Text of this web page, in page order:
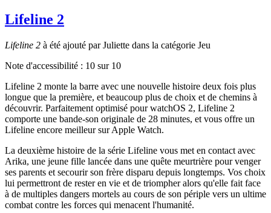
Lifeline 2
Lifeline 2 à été ajouté par Juliette dans la catégorie Jeu
Note d'accessibilité : 10 sur 10
Lifeline 2 monte la barre avec une nouvelle histoire deux fois plus
longue que la première, et beaucoup plus de choix et de chemins à
découvrir. Parfaitement optimisé pour watchOS 2, Lifeline 2
comporte une bande-son originale de 28 minutes, et vous offre un
Lifeline encore meilleur sur Apple Watch.
La deuxième histoire de la série Lifeline vous met en contact avec
Arika, une jeune fille lancée dans une quête meurtrière pour venger
ses parents et secourir son frère disparu depuis longtemps. Vos choix
lui permettront de rester en vie et de triompher alors qu'elle fait face
à de multiples dangers mortels au cours de son périple vers un ultime
combat contre les forces qui menacent l'humanité.